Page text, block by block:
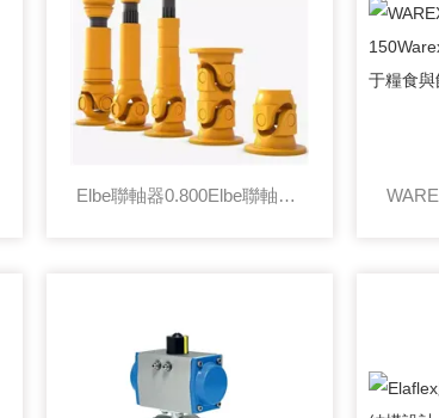
Elbe聯軸器0.800Elbe聯軸器0.109.100.0861核心技術參數拆解